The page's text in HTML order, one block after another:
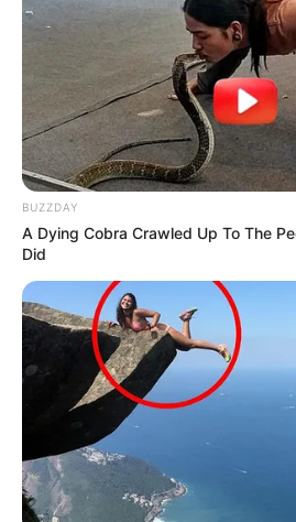
BUZZDAY
A Dying Cobra Crawled Up To The
Did